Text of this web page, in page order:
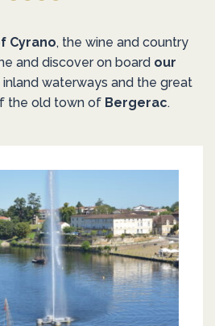
Cyrano, the wine and country
and discover on board our
waterways and the great
the old town of Bergerac.